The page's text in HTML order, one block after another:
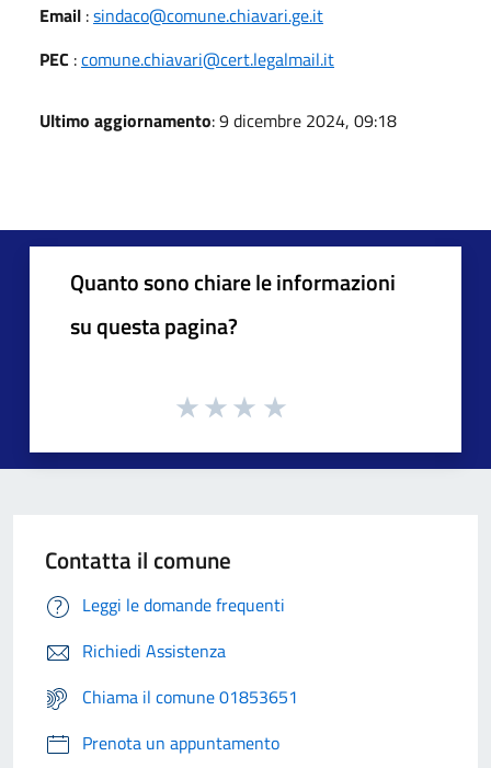
Email :sindaco@comune.chiavari.ge.it
PEC :comune.chiavari@cert.legalmail.it
Ultimo aggiornamento: 9 dicembre 2024, 09:18
Quanto sono chiare le informazioni
su questa pagina?
Contatta il comune
Leggi le domande frequenti
Richiedi Assistenza
Chiama il comune 01853651
Prenota un appuntamento